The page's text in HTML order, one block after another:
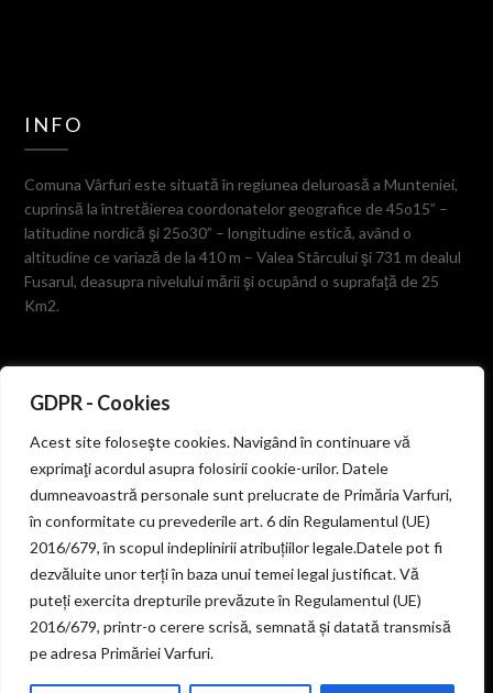
GDPR - Cookies
Acest site foloseşte cookies. Navigând în continuare vă
exprimaţi acordul asupra folosirii cookie-urilor. Datele
dumneavoastră personale sunt prelucrate de Primăria Varfuri,
în conformitate cu prevederile art. 6 din Regulamentul (UE)
2016/679, în scopul indeplinirii atribuțiilor legale.Datele pot fi
dezvăluite unor terți în baza unui temei legal justificat. Vă
puteți exercita drepturile prevăzute în Regulamentul (UE)
2016/679, printr-o cerere scrisă, semnată și datată transmisă
pe adresa Primăriei Varfuri.
INFO
Comuna Vârfuri este situată în regiunea deluroasă a Munteniei,
cuprinsă la întretăierea coordonatelor geografice de 45o15” –
latitudine nordică şi 25o30” – longitudine estică, având o
altitudine ce variază de la 410 m – Valea Stârcului şi 731 m dealul
Fusarul, deasupra nivelului mării şi ocupând o suprafaţă de 25
Km2.
ZONE VECINE
Se învecinează la est cu comuna Vişineşti prin culmea dealului
„Prăvăciorul”, la vest cu satul Diaconeşti – oraş Pucioasa prin
muchia dealului Ulmetul, la sud cu comuna Valea-Lungă
despărţită prin Valea Stârcului, dealurile Prigorile, Tigerului şi
Corboaica, iar la nord cu comuna Bezdead pe culmea dealurilor
Cojoiu, Fusaru şi Miercanu.